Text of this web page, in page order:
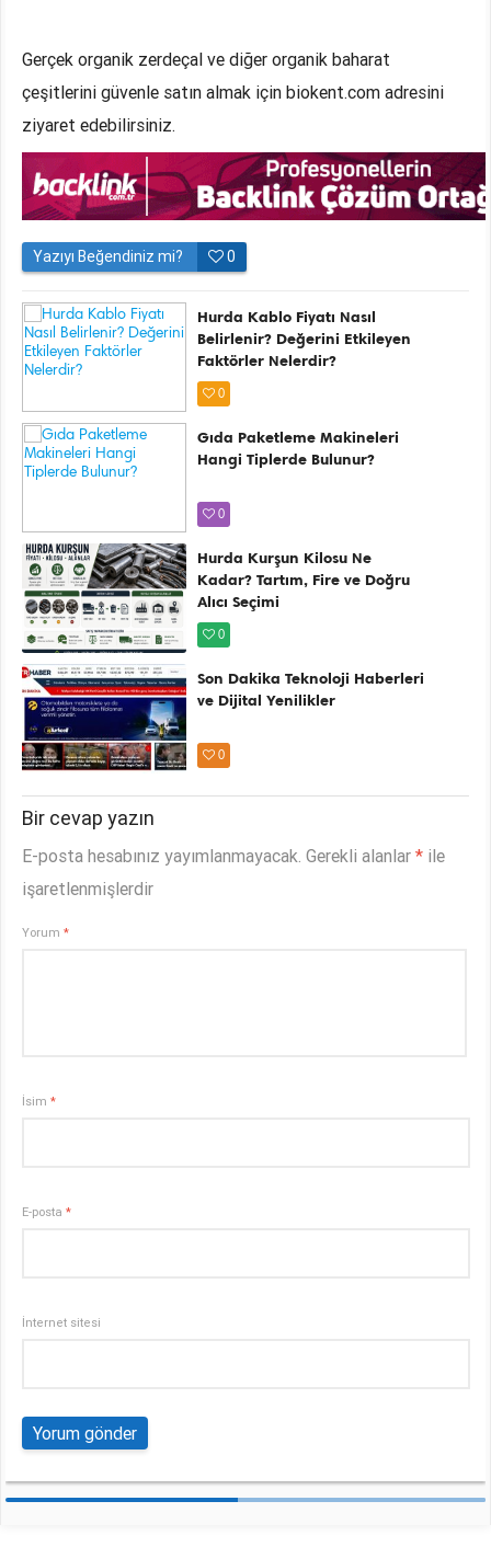
Gerçek organik zerdeçal ve diğer organik baharat
çeşitlerini güvenle satın almak için biokent.com adresini
ziyaret edebilirsiniz.
Yazıyı Beğendiniz mi? 0
Hurda Kablo Fiyatı Nasıl
Belirlenir? Değerini Etkileyen
Faktörler Nelerdir?
0
Gıda Paketleme Makineleri
Hangi Tiplerde Bulunur?
0
Hurda Kurşun Kilosu Ne
Kadar? Tartım, Fire ve Doğru
Alıcı Seçimi
0
Son Dakika Teknoloji Haberleri
ve Dijital Yenilikler
0
Bir cevap yazın
E-posta hesabınız yayımlanmayacak. Gerekli alanlar* ile
işaretlenmişlerdir
Yorum*
İsim*
E-posta*
İnternet sitesi